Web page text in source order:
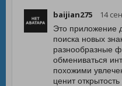
baijian275 14
Это приложение
поиска новых
разнообразные
обмениваться
похожими
ценит открытость